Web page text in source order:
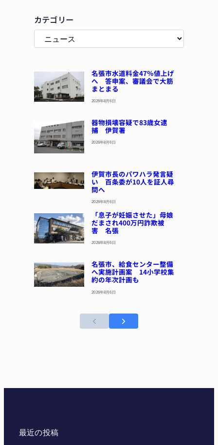
カテゴリー
名張市水道料金47％値上げ
へ 答申案、審議会で大筋
まとまる
2026年8月6日
器物損壊容疑で83歳女逮
捕 伊賀署
2026年8月6日
伊賀市長のパワハラ発言疑
い 百条委が10人を証人尋
問へ
2026年8月6日
「息子が妊娠させた」母娘
だまされ400万円詐欺被
害 名張
2026年8月6日
名張市、給食センター整備
へ実施計画案 14小学校集
約の年次計画も
2026年8月6日
最近の投稿